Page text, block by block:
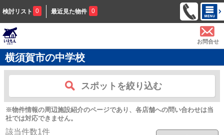
検討リスト 0 最近見た物件 0
お問合せ
横須賀市の中学校
スポットを絞り込む
※物件情報の周辺施設紹介のページであり、各店舗への問い合わせは当
社では対応できません。
該当件数1件